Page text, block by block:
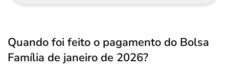
Quando foi feito o pagamento do Bolsa
Família de janeiro de 2026?